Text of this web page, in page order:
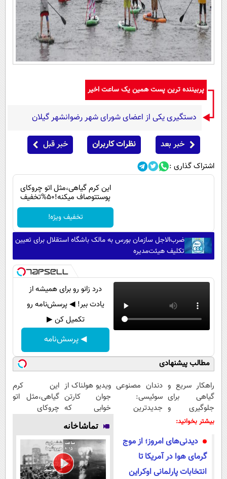
پربیننده ترین پست همین یک ساعت اخیر
دستگیری یکی از اعضای شورای شهر رضوانشهر گیلان
خبر بعد نظرات کاربران خبر قبل
اشتراک گذاری :
این کرم گیاهی،مثل اتو چروکای
پوستتوصاف میکنه!50%تخفیف
تخفیف ویژه!
ضرب‌الاجل سازمان بورس به مالک باشگاه استقلال برای تعیین
تکلیف هیئت‌مدیره
درد زانو رو برای همیشه از
یادت ببر! ◀ پرسش‌نامه رو
تکمیل کن ▶
◀ پرسش‌نامه
مطالب پیشنهادی
راهکار سریع و
گیاهی برای
جلوگیری و
درمان پیری
دندان مصنوعی
سوئیسی:
جدیدترین
پرداخت قسطی
ویدیو هولناک از
جوان کارتن
خوابی که
میلیاردر شد.
آموزش رایگان
این کرم
گیاهی،مثل اتو
چروکای
بیشتر بخوانید:
دیدنی‌های امروز؛ از موج
گرمای هوا در آمریکا تا
انتخابات پارلمانی اوکراین
تماشاخانه